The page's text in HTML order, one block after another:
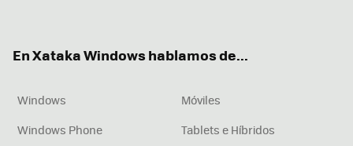
En Xataka Windows hablamos de...
Windows
Móviles
Windows Phone
Tablets e Híbridos